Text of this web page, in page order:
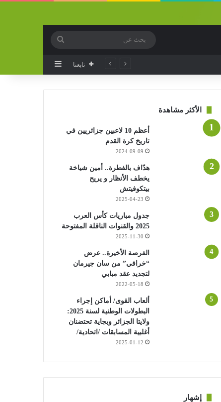
بحث
تابعنا إضافة عمود
الأكثر مشاهدة
أعظم 10 لاعبين جزائريين في
تاريخ كرة القدم
2024-09-09
هدّاف بالفطرة.. أمين شياخة
يخطف الأنظار و يريح
بيتكوفيتش
2025-04-23
جدول مباريات كأس العرب
2025 والقنوات الناقلة المفتوحة
2025-11-30
الفرصة الأخيرة.. عرض
“خرافي” من سان جيرمان
لتجديد عقد مبابي
2022-05-18
ألعاب القوى/ أماكن إجراء
البطولات الوطنية لسنة 2025:
ولايتا الجزائر وبجاية تحتضنان
أغلبية المسابقات /اتحادية/
2025-01-12
إشهار